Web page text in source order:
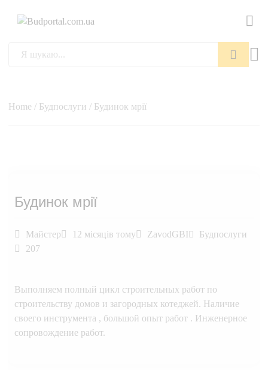
Home / Будпослуги / Будинок мрії
Будинок мрії
Майстер 12 місяців тому ZavodGBI
Будпослуги
207
Выполняем полный цикл строительных работ по
строительству домов и загородных котеджей. Наличие
своего инструмента , большой опыт работ . Инженерное
сопровождение работ.